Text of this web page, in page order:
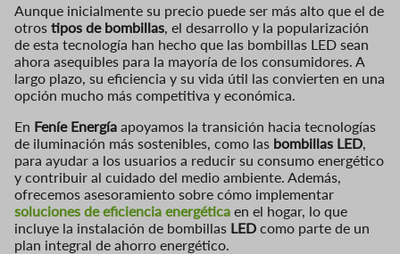
Aunque inicialmente su precio puede ser más alto que el de
otros tipos de bombillas , el desarrollo y la popularización
de esta tecnología han hecho que las bombillas LED sean
ahora asequibles para la mayoría de los consumidores. A
largo plazo, su eficiencia y su vida útil las convierten en una
opción mucho más competitiva y económica.
En Feníe Energía apoyamos la transición hacia tecnologías
de iluminación más sostenibles, como las bombillas LED
para ayudar a los usuarios a reducir su consumo energético
y contribuir al cuidado del medio ambiente. Además,
ofrecemos asesoramiento sobre cómo implementar
soluciones de eficiencia energética en el hogar, lo que
incluye la instalación de bombillas LED como parte de un
plan integral de ahorro energético.